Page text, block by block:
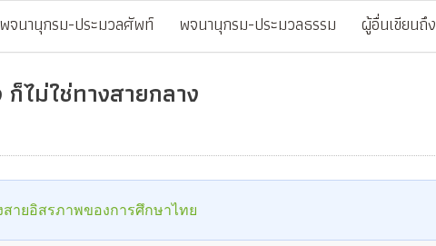
พจนานุกรม-ประมวลศัพท์ พจนานุกรม-ประมวลธรรม ผู้อื่นเขียนถึง
ไม่ใช่ทางสายกลาง
สายอิสรภาพของการศึกษาไทย